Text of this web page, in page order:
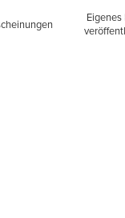
Eigenes